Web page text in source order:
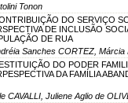
Tonon
DO SERVIÇO
DE INCLUSÃO
DE RUA
Sanches CORTEZ, Márcia
DO PODER
DA FAMÍLIA
CAVALLI, Juliene Aglio de